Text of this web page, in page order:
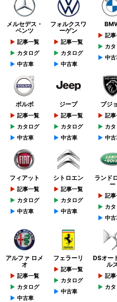
メルセデス・
ベンツ
記事一覧
カタログ
中古車
フォルクスワ
ーゲン
記事一覧
カタログ
中古車
記
カ
中
ボルボ
記事一覧
カタログ
中古車
ジープ
記事一覧
カタログ
中古車
プジ
記
カ
中
フィアット
記事一覧
カタログ
中古車
シトロエン
記事一覧
カタログ
中古車
ランド
ー
記
カ
中
アルファ ロメ
オ
記事一覧
カタログ
中古車
フェラーリ
記事一覧
カタログ
中古車
DSオー
ル
記
カ